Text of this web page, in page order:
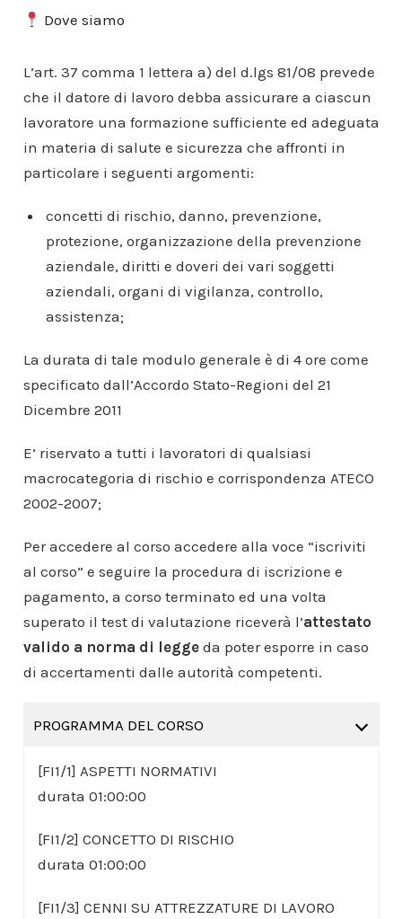
Dove siamo
L’art. 37 comma 1 lettera a) del d.lgs 81/08 prevede
che il datore di lavoro debba assicurare a ciascun
lavoratore una formazione sufficiente ed adeguata
in materia di salute e sicurezza che affronti in
particolare i seguenti argomenti:
concetti di rischio, danno, prevenzione,
protezione, organizzazione della prevenzione
aziendale, diritti e doveri dei vari soggetti
aziendali, organi di vigilanza, controllo,
assistenza;
La durata di tale modulo generale è di 4 ore come
specificato dall’Accordo Stato-Regioni del 21
Dicembre 2011
E’ riservato a tutti i lavoratori di qualsiasi
macrocategoria di rischio e corrispondenza ATECO
2002-2007;
Per accedere al corso accedere alla voce “iscriviti
al corso” e seguire la procedura di iscrizione e
pagamento, a corso terminato ed una volta
superato il test di valutazione riceverà l’attestato
valido a norma di leggeda poter esporre in caso
di accertamenti dalle autorità competenti.
PROGRAMMA DEL CORSO
[FI1/1] ASPETTI NORMATIVI
durata 01:00:00
[FI1/2] CONCETTO DI RISCHIO
durata 01:00:00
[FI1/3] CENNI SU ATTREZZATURE DI LAVORO